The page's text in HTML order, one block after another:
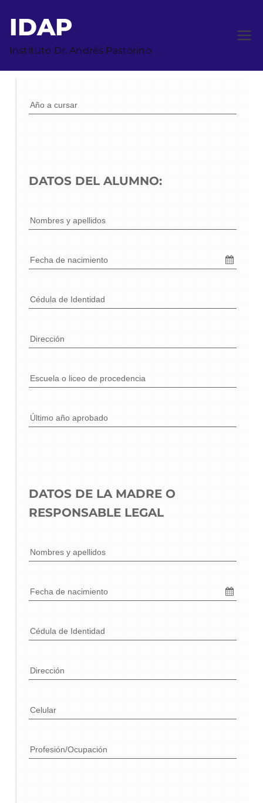
IDAP
Instituto Dr. Andrés Pastorino
Año a cursar
DATOS DEL ALUMNO:
Nombres y apellidos
Fecha de nacimiento
Cédula de Identidad
Dirección
Escuela o liceo de procedencia
Último año aprobado
DATOS DE LA MADRE O
RESPONSABLE LEGAL
Nombres y apellidos
Fecha de nacimiento
Cédula de Identidad
Dirección
Celular
Profesión/Ocupación